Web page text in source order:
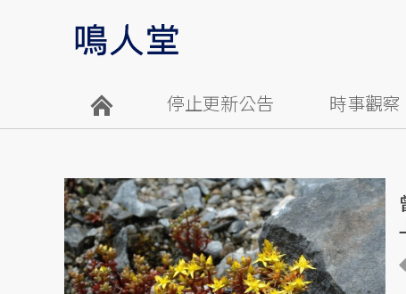
停止更新公告 時事觀察